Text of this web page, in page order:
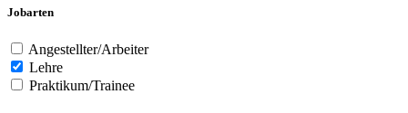
Jobarten
Angestellter/Arbeiter
Lehre
Praktikum/Trainee